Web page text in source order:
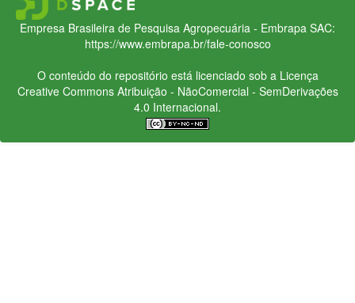
Empresa Brasileira de Pesquisa Agropecuária - Embrapa SAC:
https://www.embrapa.br/fale-conosco
O conteúdo do repositório está licenciado sob a Licença
Creative CommonsAtribuição - NãoComercial - SemDerivações
4.0 Internacional.